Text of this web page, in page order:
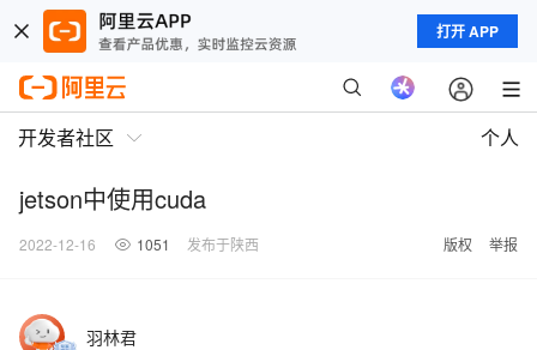
打开 APP
开发者社区 个人
jetson中使用cuda
2022-12-16 1051 发布于陕西 版权 举报
羽林君